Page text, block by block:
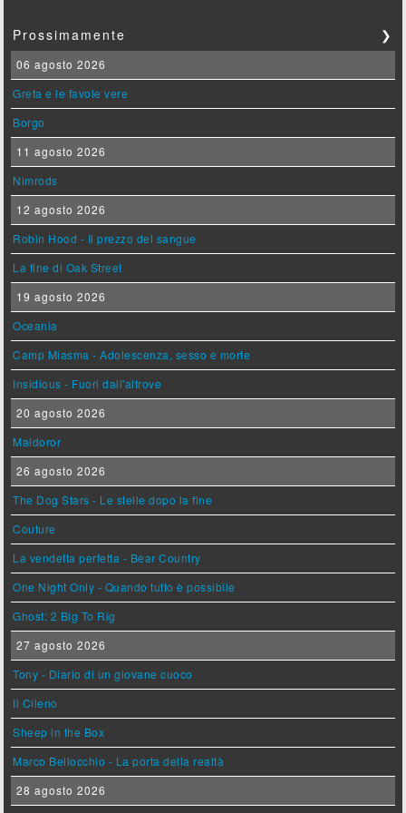
Prossimamente ❯
06 agosto 2026
Greta e le favole vere
Borgo
11 agosto 2026
Nimrods
12 agosto 2026
Robin Hood - Il prezzo del sangue
La fine di Oak Street
19 agosto 2026
Oceania
Camp Miasma - Adolescenza, sesso e morte
Insidious - Fuori dall'altrove
20 agosto 2026
Maldoror
26 agosto 2026
The Dog Stars - Le stelle dopo la fine
Couture
La vendetta perfetta - Bear Country
One Night Only - Quando tutto è possibile
Ghost: 2 Big To Rig
27 agosto 2026
Tony - Diario di un giovane cuoco
Il Cileno
Sheep in the Box
Marco Bellocchio - La porta della realtà
28 agosto 2026